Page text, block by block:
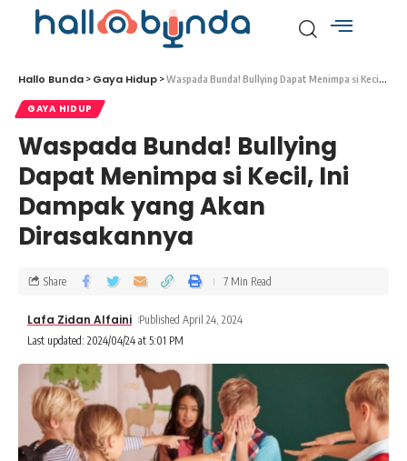
Hallo Bunda > Gaya Hidup >Waspada Bunda! Bullying Dapat Menimpa si Kecil, Ini Dampak yang Akan Dirasakannya
GAYA HIDUP
Waspada Bunda! Bullying
Dapat Menimpa si Kecil, Ini
Dampak yang Akan
Dirasakannya
Last updated: 2024/04/24 at 5:01 PM
Lafa Zidan Alfaini Published April 24, 2024
Share 7 Min Read